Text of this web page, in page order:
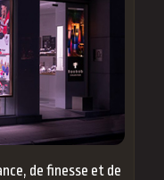
de finesse et de